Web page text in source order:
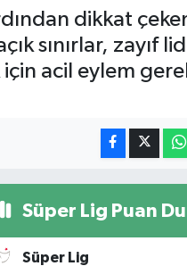
dikkat
sınırlar, zayıf
acil eylem
Süper Lig Puan
Süper Lig